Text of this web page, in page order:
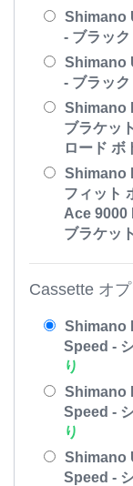
Shimano
- ブラッ
Shimano
- ブラッ
Shimano
ブラケッ
ロード ボ
Shimano
フィット
Ace 9000
ブラケット
Cassette オ
Shimano
Speed -
り
Shimano
Speed -
り
Shimano
Speed -